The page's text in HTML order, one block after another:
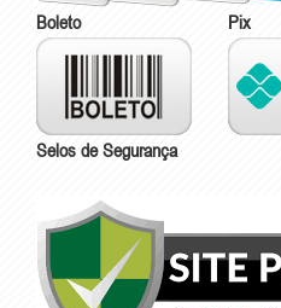
Boleto Pix
Selos de Segurança